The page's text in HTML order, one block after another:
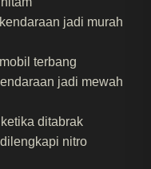
jadi murah
terbang
jadi mewah
ditabrak
nitro